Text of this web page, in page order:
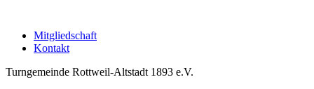
Mitgliedschaft
Kontakt
Turngemeinde Rottweil-Altstadt 1893 e.V.